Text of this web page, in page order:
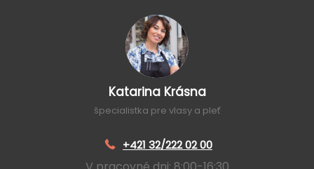
Katarina Krásna
špecialistka pre vlasy a pleť
+421 32/222 02 00